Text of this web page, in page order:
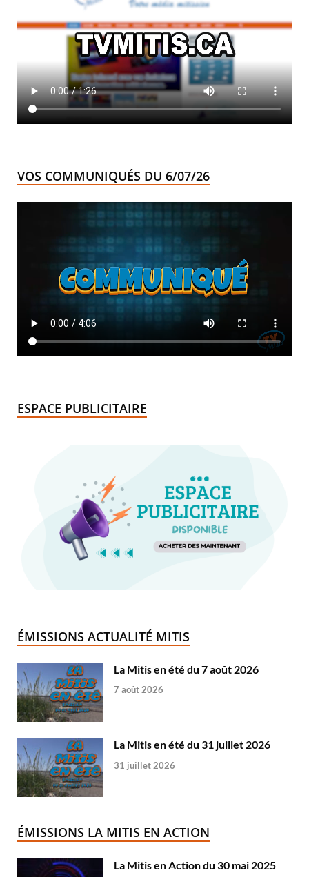
VOS COMMUNIQUÉS DU 6/07/26
ESPACE PUBLICITAIRE
ÉMISSIONS ACTUALITÉ MITIS
La Mitis en été du 7 août 2026
7 août 2026
La Mitis en été du 31 juillet 2026
31 juillet 2026
ÉMISSIONS LA MITIS EN ACTION
La Mitis en Action du 30 mai 2025